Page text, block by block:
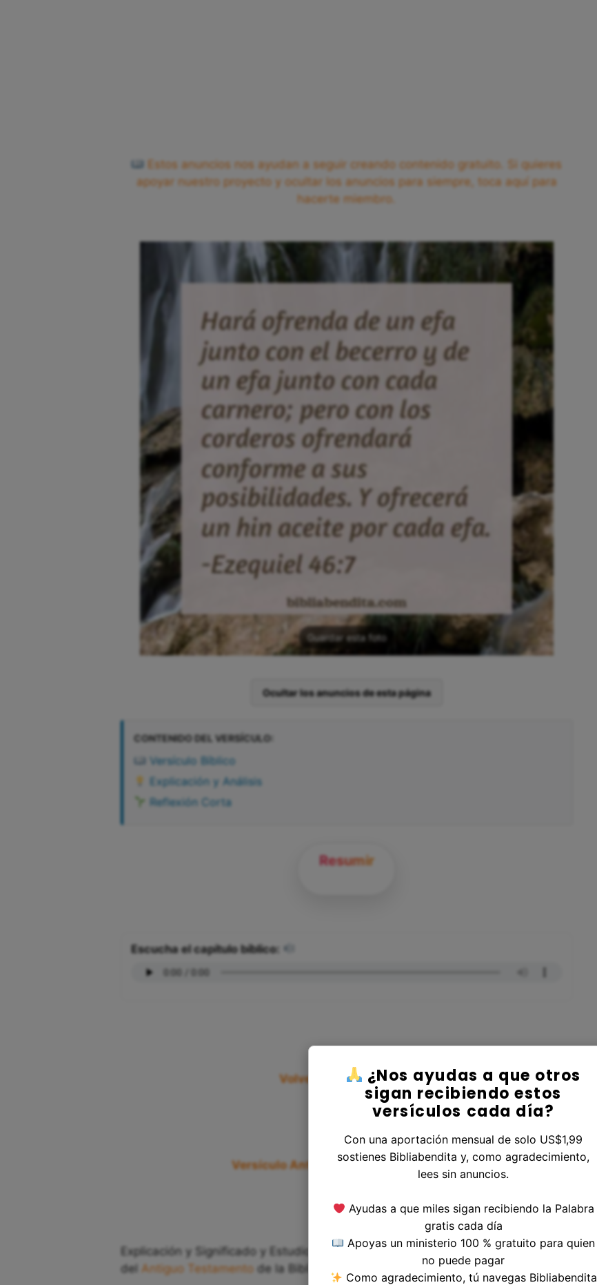
Estos anuncios nos ayudan a seguir creando contenido gratuito. Si quieres
apoyar nuestro proyecto y ocultar los anuncios para siempre, toca aquí para
hacerte miembro.
Guardar esta foto
Ocultar los anuncios de esta página
CONTENIDO DEL VERSÍCULO:
Versículo Bíblico
Explicación y Análisis
Reflexión Corta
Resumir
Escucha el capítulo bíblico:
Volver al Libro Ezequiel
Versículo Anterior|Versículo Siguiente
Explicación y Significado y Estudio del Versículo 7, Capítulo 46, Libro de Ezequiel
del Antiguo Testamentode la Biblia. Autor: Ezequiel.
¿Nos ayudas a que otros
sigan recibiendo estos
versículos cada día?
Con una aportación mensual de solo US$1,99
sostienes Bibliabendita y, como agradecimiento,
lees sin anuncios.
Ayudas a que miles sigan recibiendo la Palabra
gratis cada día
Apoyas un ministerio 100 % gratuito para quien
no puede pagar
Como agradecimiento, tú navegas Bibliabendita